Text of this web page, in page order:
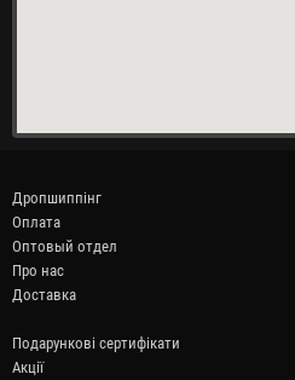
Дропшиппінг
Оплата
Оптовый отдел
Про нас
Доставка
Подарункові сертифікати
Акції